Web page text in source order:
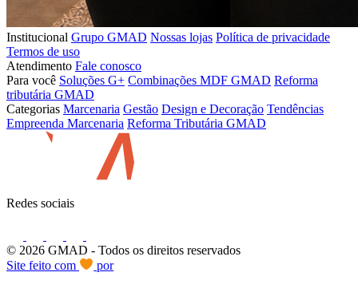
Institucional Grupo GMAD Nossas lojas Política de privacidade
Termos de uso
Atendimento Fale conosco
Para você Soluções G+ Combinações MDF GMAD Reforma
tributária GMAD
Categorias Marcenaria Gestão Design e Decoração Tendências
Empreenda Marcenaria Reforma Tributária GMAD
Redes sociais
© 2026 GMAD - Todos os direitos reservados
Site feito com
por